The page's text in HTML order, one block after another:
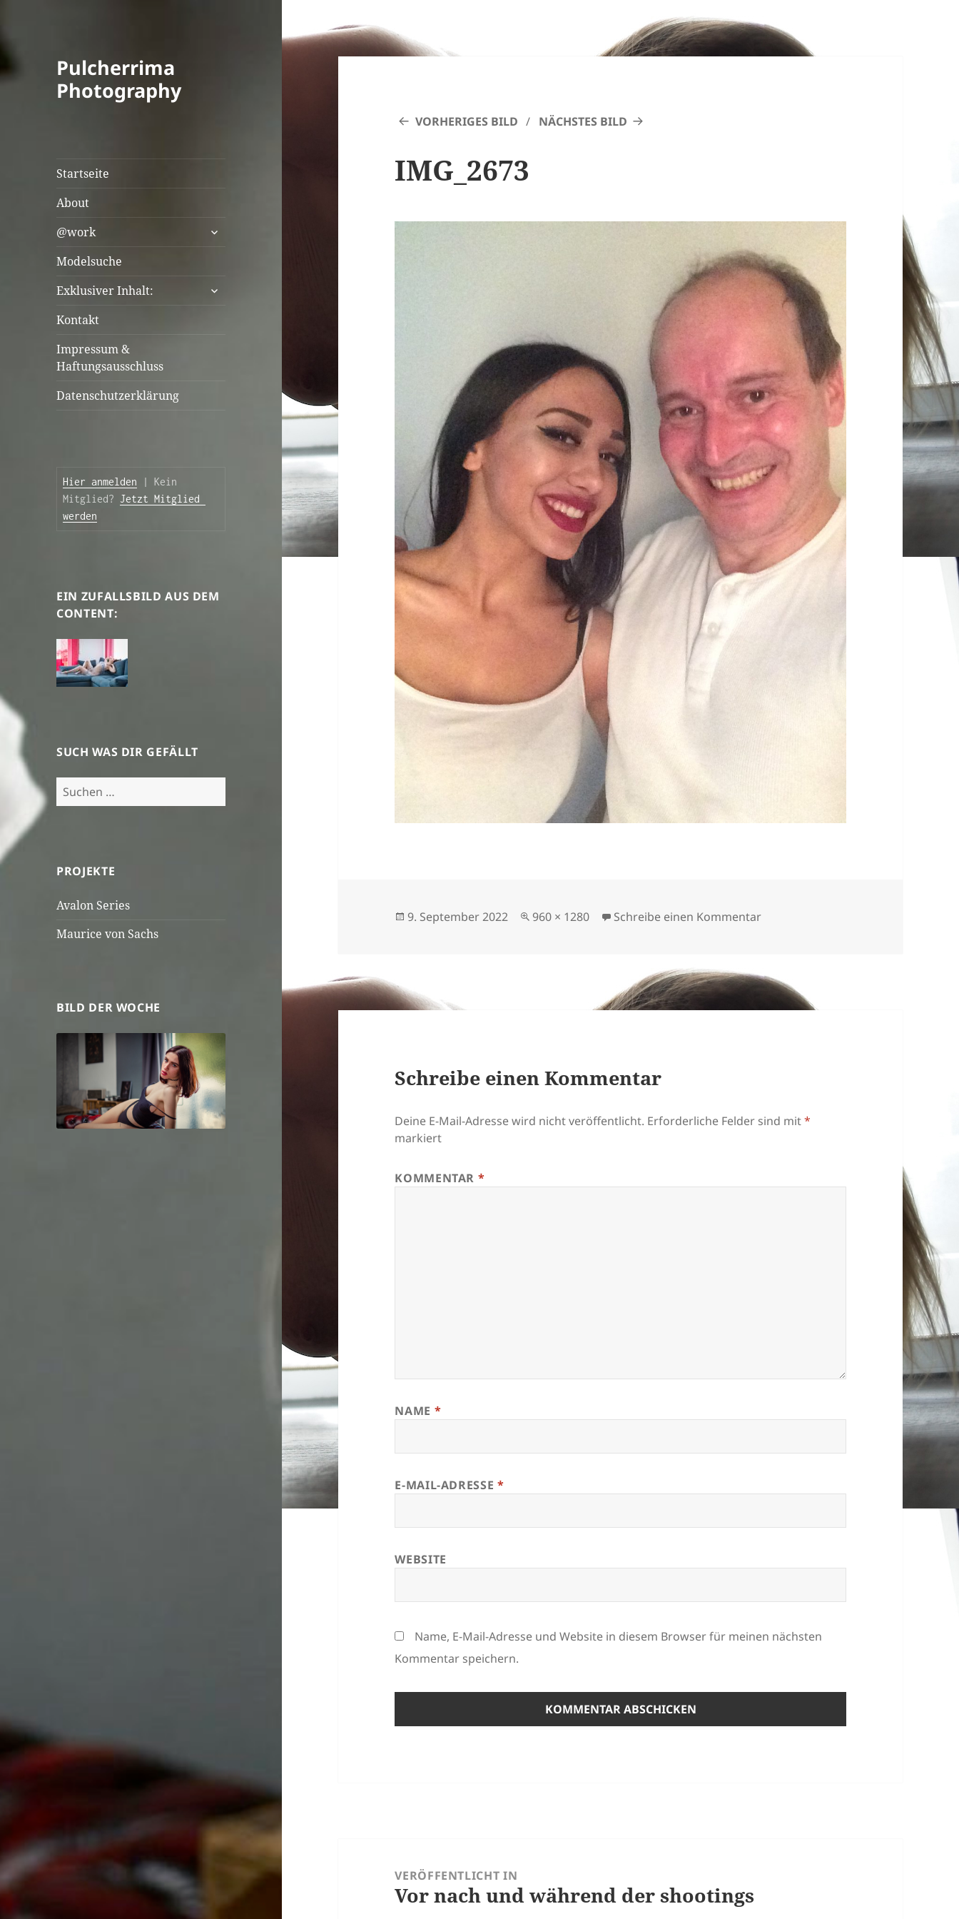
Pulcherrima
Photography
Startseite
About
@work
untermenü
Modelsuche
Exklusiver Inhalt:
untermenü
Kontakt
Impressum &
Haftungsausschluss
Datenschutzerklärung
Hier anmelden | Kein
Mitglied? Jetzt Mitglied
werden
EIN ZUFALLSBILD AUS DEM
CONTENT:
SUCH WAS DIR GEFÄLLT
Suchen
nach:
PROJEKTE
Avalon Series
Maurice von Sachs
BILD DER WOCHE
VORHERIGES BILD NÄCHSTES BILD
IMG_2673
Veröffentlicht
9. September 2022 Originalgröße
960 × 1280 Schreibe einen Kommentarzu IMG_2673
Schreibe einen Kommentar
Deine E-Mail-Adresse wird nicht veröffentlicht. Erforderliche Felder sind mit*
markiert
KOMMENTAR *
NAME *
E-MAIL-ADRESSE *
WEBSITE
Name, E-Mail-Adresse und Website in diesem Browser für meinen nächsten
Kommentar speichern.
VERÖFFENTLICHT IN
Vor nach und während der shootings